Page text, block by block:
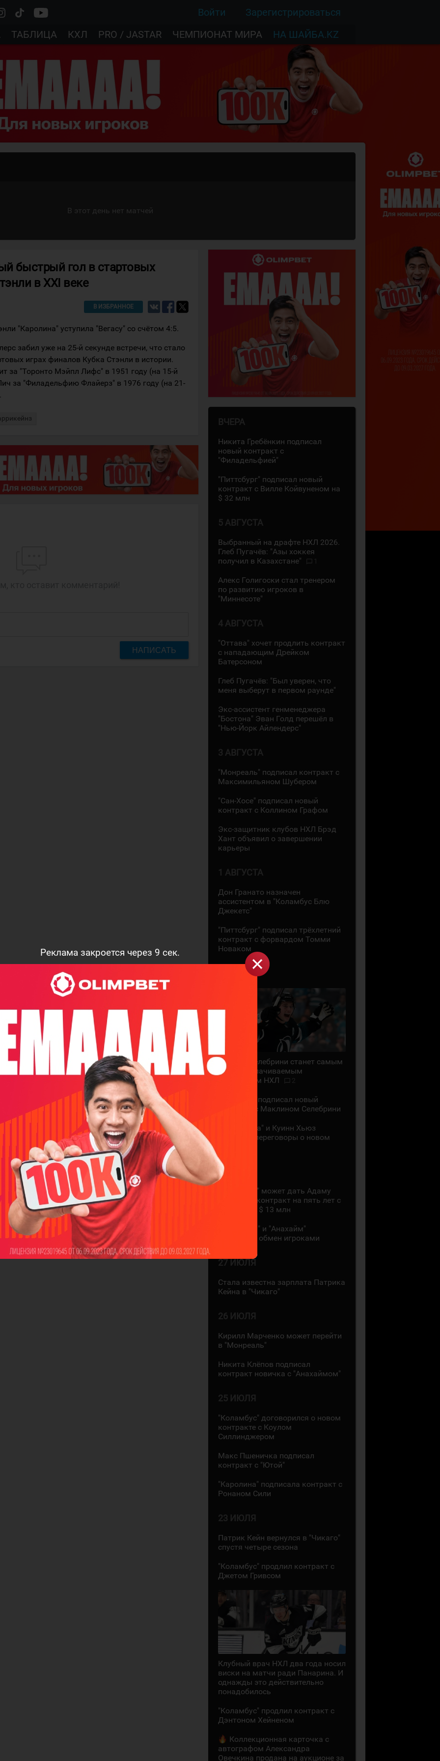
Реклама закроется через 8 сек.
Войти
Зарегистрироваться
ТАБЛИЦА КХЛ PRO / JASTAR ЧЕМПИОНАТ МИРА НА ШАЙБА.KZ
В этот день нет матчей
быстрый гол в стартовых
в XXI веке
В ИЗБРАННОЕ
"Каролина" уступила "Вегасу" со счётом 4:5.
забил уже на 25-й секунде встречи, что стало
играх финалов Кубка Стэнли в истории.
за "Торонто Мэйпл Лифс" в 1951 году (на 15-й
за "Филадельфию Флайерз" в 1976 году (на 21-
НАПИСАТЬ
ВЧЕРА
Никита Гребёнкин подписал
новый контракт с
"Филадельфией"
"Питтсбург" подписал новый
контракт с Вилле Койвуненом на
$ 32 млн
5 АВГУСТА
Выбранный на драфте НХЛ 2026.
Глеб Пугачёв: "Азы хоккея
получил в Казахстане"
Алекс Голигоски стал тренером
по развитию игроков в
"Миннесоте"
4 АВГУСТА
"Оттава" хочет продлить контракт
с нападающим Дрейком
Батерсоном
Глеб Пугачёв: "Был уверен, что
меня выберут в первом раунде"
Экс-ассистент генменеджера
"Бостона" Эван Голд перешёл в
"Нью-Йорк Айлендерс"
3 АВГУСТА
"Монреаль" подписал контракт с
Максимильяном Шубером
"Сан-Хосе" подписал новый
контракт с Коллином Графом
Экс-защитник клубов НХЛ Брэд
Хант объявил о завершении
карьеры
1 АВГУСТА
Дон Гранато назначен
ассистентом в "Коламбус Блю
Джекетс"
"Питтсбург" подписал трёхлетний
контракт с форвардом Томми
Новаком
29 ИЮЛЯ
Маклин Селебрини станет самым
высокооплачиваемым
хоккеистом НХЛ
"Сан-Хосе" подписал новый
контракт с Маклином Селебрини
"Миннесота" и Куинн Хьюз
проведут переговоры о новом
28 ИЮЛЯ
"Коламбус" может дать Адаму
Фантилли контракт на пять лет с
зарплатой $ 13 млн
"Монреаль" и "Анахайм"
произвели обмен игроками
27 ИЮЛЯ
Стала известна зарплата Патрика
Кейна в "Чикаго"
26 ИЮЛЯ
Кирилл Марченко может перейти
в "Монреаль"
Никита Клёпов подписал
контракт новичка с "Анахаймом"
25 ИЮЛЯ
"Коламбус" договорился о новом
контракте с Коулом
Силлинджером
Макс Пшеничка подписал
контракт с "Ютой"
"Каролина" подписала контракт с
Ронаном Сили
23 ИЮЛЯ
Патрик Кейн вернулся в "Чикаго"
спустя четыре сезона
"Коламбус" продлил контракт с
Джетом Гривсом
Клубный врач НХЛ два года носил
виски на матчи ради Панарина. И
однажды это действительно
понадобилось
"Коламбус" продлил контракт с
Дэнтоном Хейненом
Коллекционная карточка с
автографом Александра
Овечкина продана на аукционе за